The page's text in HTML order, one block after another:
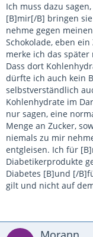
Ich muss dazu
[B]mir[/B] bringen
nehme gegen
Schokolade, eben
merke ich das
Dass dort
dürfte ich auch kein
selbstverständlich
Kohlenhydrate im
nur sagen, eine
Menge an Zucker,
niemals zu mir
entgleisen. Ich für
Diabetikerprodukte
Diabetes [B]und [/
gilt und nicht auf